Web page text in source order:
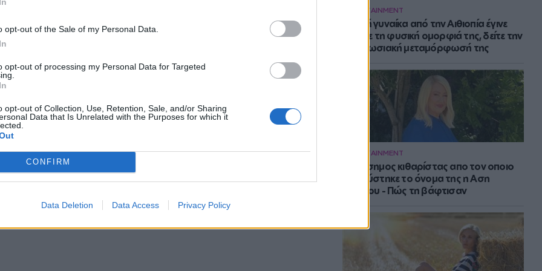
opt-out of the Sale of my Personal Data.
opt-out of processing my Personal Data for Targeted
opt-out of Collection, Use, Retention, Sale, and/or Sharing
Data that Is Unrelated with the Purposes for which it
CONFIRM
Data Deletion Data Access Privacy Policy
ENTERTAINMENT
Νεαρή γυναίκα από την Αιθιοπία έγινε
viral με τη φυσική ομορφιά της, δείτε την
εντυπωσιακή μεταμόρφωσή της
ENTERTAINMENT
Ο διάσημος κιθαρίστας απο τον οποιο
εμπνεύστηκε το όνομα της η Αση
Μπήλιου - Πώς τη βάφτισαν
του μήνα, ο ερωτισμός σου θα χτυπήσει
από ποτέ. Μάλιστα θα κάνεις μια
και θα θέλεις να το βγάλεις ντελάλι σε